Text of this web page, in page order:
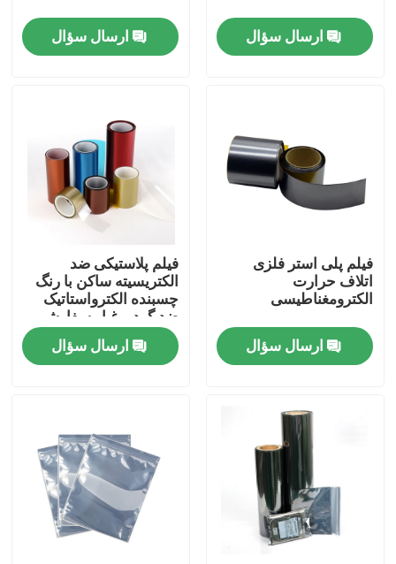
صفحه اصلی
درباره ما
کنترل کیفیت
با ما تماس بگیرید
نوار چسب BOPP
نوار چسب کاغذ کرافت
ارسال سؤال ارسال سؤال
فیلم پلی استر فلزی
اتلاف حرارت
الکترومغناطیسی
ارسال سؤال
فیلم پلاستیکی ضد
الکتریسیته ساکن با رنگ
چسبنده الکترواستاتیک
ضد گرد و غبار سفارشی
شده است
ارسال سؤال